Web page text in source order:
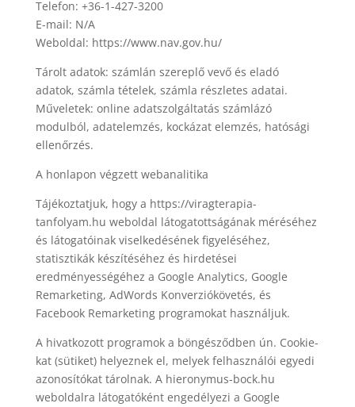
Telefon: +36-1-427-3200
E-mail: N/A
Weboldal: https://www.nav.gov.hu/
Tárolt adatok: számlán szereplő vevő és eladó
adatok, számla tételek, számla részletes adatai.
Műveletek: online adatszolgáltatás számlázó
modulból, adatelemzés, kockázat elemzés, hatósági
ellenőrzés.
A honlapon végzett webanalitika
Tájékoztatjuk, hogy a https://viragterapia-
tanfolyam.hu weboldal látogatottságának méréséhez
és látogatóinak viselkedésének figyeléséhez,
statisztikák készítéséhez és hirdetései
eredményességéhez a Google Analytics, Google
Remarketing, AdWords Konverziókövetés, és
Facebook Remarketing programokat használjuk.
A hivatkozott programok a böngésződben ún. Cookie-
kat (sütiket) helyeznek el, melyek felhasználói egyedi
azonosítókat tárolnak. A hieronymus-bock.hu
weboldalra látogatóként engedélyezi a Google